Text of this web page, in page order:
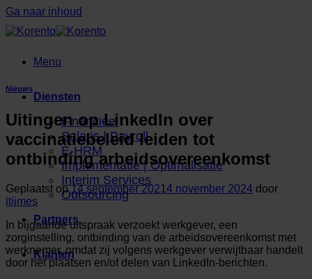
Ga naar inhoud
Menu
Diensten
Financieel
Salaris | Payroll
E-HRM
Implementatie | Optimalisatie
Interim Services
Outsourcing
Partners
Klanten
Nieuws
Uitingen op LinkedIn over
vaccinatiebeleid leiden tot
ontbinding arbeidsovereenkomst
Geplaatst op14 september 2021 4 november 2024 door
ltijmes
In bijgaande uitspraak verzoekt werkgever, een
zorginstelling, ontbinding van de arbeidsovereenkomst met
werknemer, omdat zij volgens werkgever verwijtbaar handelt
door het plaatsen en/of delen van LinkedIn-berichten.